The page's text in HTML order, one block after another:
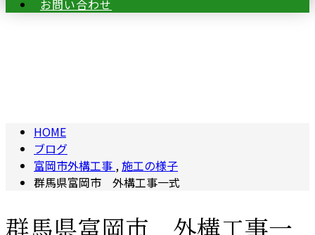
お問い合わせ
HOME
ブログ
富岡市外構工事 ,施工の様子
群馬県富岡市 外構工事一式